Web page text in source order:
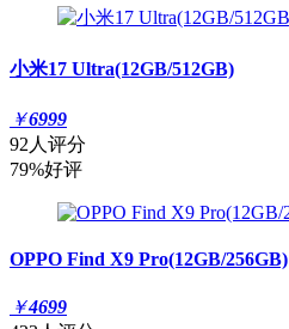
小米17 Ultra(12GB/512GB)
￥6999
92人评分
79%好评
OPPO Find X9 Pro(12GB/256GB)
￥4699